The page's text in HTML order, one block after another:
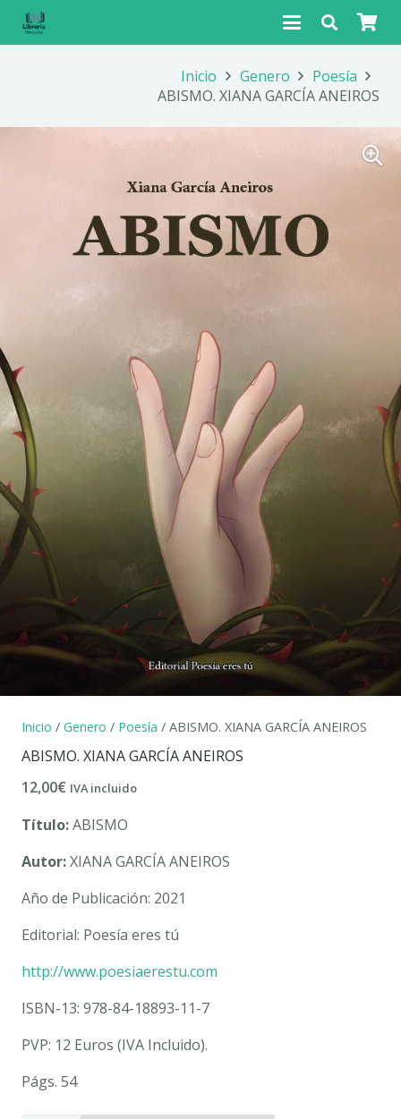
Inicio Genero
Poesía
ABISMO. XIANA GARCÍA ANEIROS
Inicio / Genero / Poesía / ABISMO. XIANA GARCÍA ANEIROS
ABISMO. XIANA GARCÍA ANEIROS
12,00€ IVA incluido
Título:ABISMO
Autor:XIANA GARCÍA ANEIROS
Año de Publicación: 2021
Editorial: Poesía eres tú
http://www.poesiaerestu.com
ISBN-13: 978-84-18893-11-7
PVP: 12 Euros (IVA Incluido).
Págs. 54